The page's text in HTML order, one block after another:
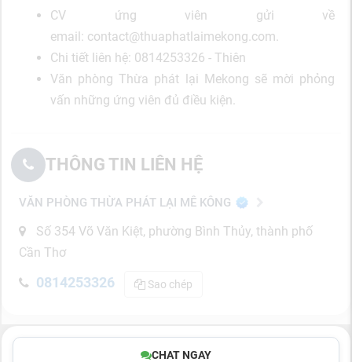
CV ứng viên gửi về
email: contact@thuaphatlaimekong.com.
Chi tiết liên hệ: 0814253326 - Thiên
Văn phòng Thừa phát lại Mekong sẽ mời phỏng
vấn những ứng viên đủ điều kiện.
THÔNG TIN LIÊN HỆ
VĂN PHÒNG THỪA PHÁT LẠI MÊ KÔNG
Số 354 Võ Văn Kiệt, phường Bình Thủy, thành phố
Cần Thơ
0814253326 Sao chép
CHAT NGAY